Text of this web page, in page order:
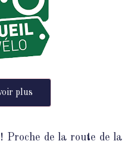
plus
Proche de la route de la